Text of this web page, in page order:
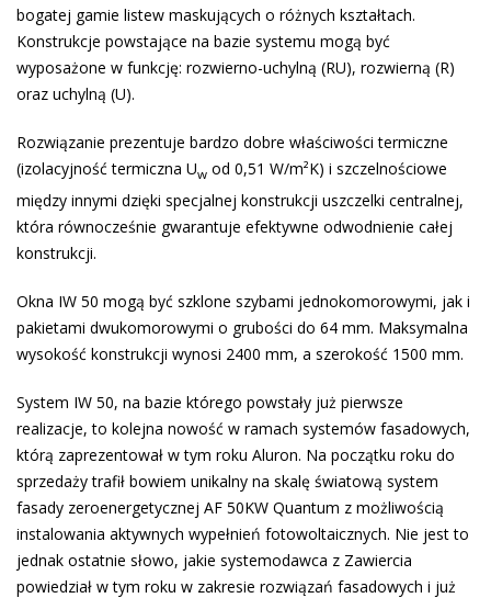
bogatej gamie listew maskujących o różnych kształtach.
Konstrukcje powstające na bazie systemu mogą być
wyposażone w funkcję: rozwierno-uchylną (RU), rozwierną (R)
oraz uchylną (U).
Rozwiązanie prezentuje bardzo dobre właściwości termiczne
(izolacyjność termiczna Uw od 0,51 W/m²K) i szczelnościowe
między innymi dzięki specjalnej konstrukcji uszczelki centralnej,
która równocześnie gwarantuje efektywne odwodnienie całej
konstrukcji.
Okna IW 50 mogą być szklone szybami jednokomorowymi, jak i
pakietami dwukomorowymi o grubości do 64 mm. Maksymalna
wysokość konstrukcji wynosi 2400 mm, a szerokość 1500 mm.
System IW 50, na bazie którego powstały już pierwsze
realizacje, to kolejna nowość w ramach systemów fasadowych,
którą zaprezentował w tym roku Aluron. Na początku roku do
sprzedaży trafił bowiem unikalny na skalę światową system
fasady zeroenergetycznej AF 50KW Quantum z możliwością
instalowania aktywnych wypełnień fotowoltaicznych. Nie jest to
jednak ostatnie słowo, jakie systemodawca z Zawiercia
powiedział w tym roku w zakresie rozwiązań fasadowych i już